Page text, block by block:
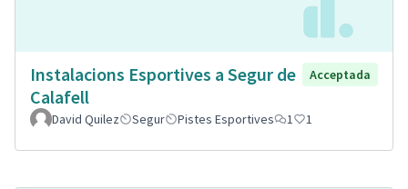
Instalacions Esportives a Segur de
Calafell
Acceptada
David Quilez Segur Pistes Esportives 1 1